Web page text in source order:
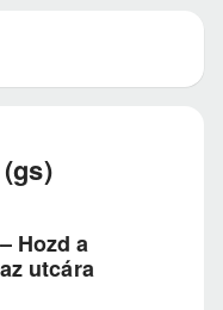
Hozd a
utcára